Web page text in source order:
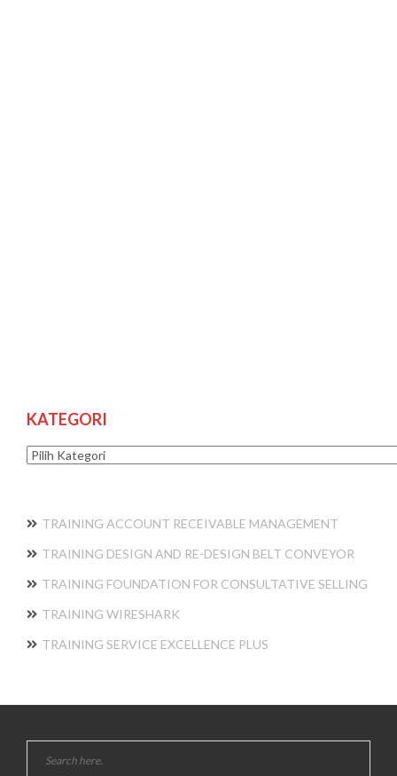
KATEGORI
Kategori
TRAINING ACCOUNT RECEIVABLE MANAGEMENT
TRAINING DESIGN AND RE-DESIGN BELT CONVEYOR
TRAINING FOUNDATION FOR CONSULTATIVE SELLING
TRAINING WIRESHARK
TRAINING SERVICE EXCELLENCE PLUS